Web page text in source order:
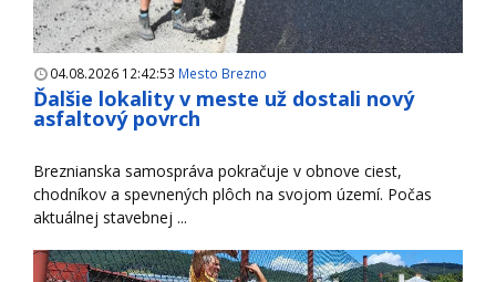
04.08.2026 12:42:53 Mesto Brezno
Ďalšie lokality v meste už dostali nový
asfaltový povrch
Breznianska samospráva pokračuje v obnove ciest,
chodníkov a spevnených plôch na svojom území. Počas
aktuálnej stavebnej ...